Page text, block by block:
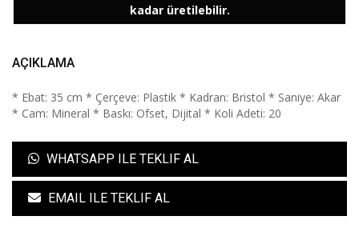
kadar üretilebilir.
AÇIKLAMA
* Ebat: 35 cm * Çerçeve: Plastik * Kadran: Bristol * Saniye: Akar
* Cam: Mineral * Baskı: Ofset, Dijital * Koli Adeti: 20
WHATSAPP ILE TEKLIF AL
EMAIL ILE TEKLIF AL